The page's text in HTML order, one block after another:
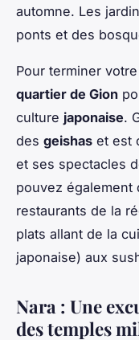
automne. Les
ponts et des
Pour terminer votre
quartier de Gion
culture japonaise.
des geishas et est
et ses spectacles
pouvez également
restaurants de la
plats allant de la
japonaise) aux
Nara : Une
des temples